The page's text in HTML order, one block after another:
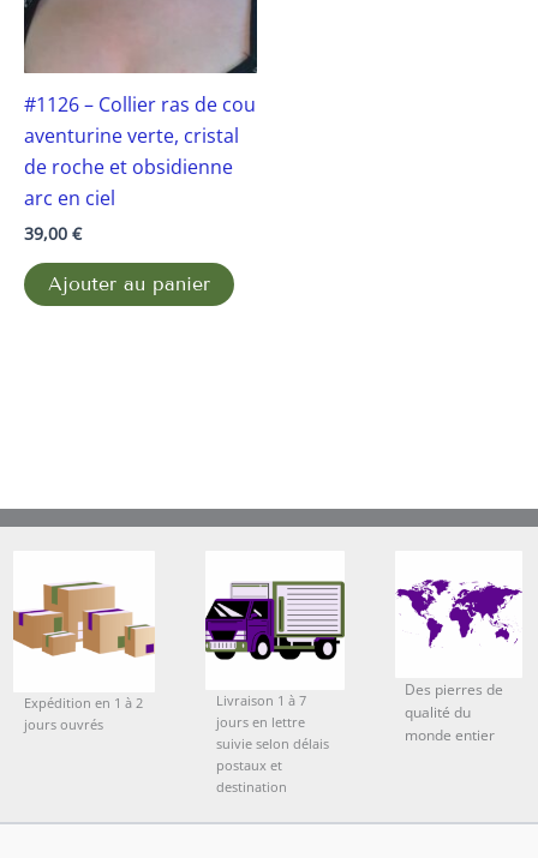
#1126 – Collier ras de cou
aventurine verte, cristal
de roche et obsidienne
arc en ciel
39,00 €
Ajouter au panier
Expédition en 1 à 2
jours ouvrés
Livraison 1 à 7
jours en lettre
suivie selon délais
postaux et
destination
Des pierres de
qualité du
monde entier